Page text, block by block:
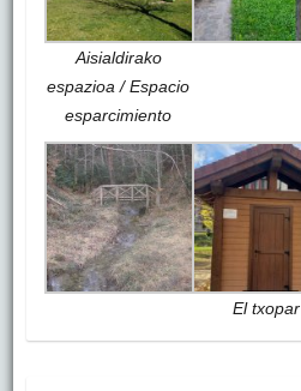
Aisialdirako
espazioa / Espacio
esparcimiento
El txopar